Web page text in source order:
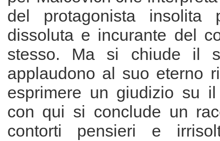
del protagonista insolita
dissoluta e incurante del
stesso. Ma si chiude il
applaudono al suo eterno
esprimere un giudizio su
con qui si conclude un
contorti pensieri e